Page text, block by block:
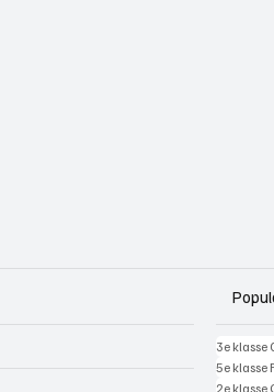
3e klasse
5e klasse
2e klasse